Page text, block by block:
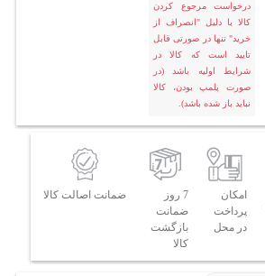
درخواست مرجوع کردن
کالا با دلیل "انصراف از
خرید" تنها در صورتی قابل
تایید است که کالا در
شرایط اولیه باشد (در
صورت پلمپ بودن، کالا
نباید باز شده باشد).
امکان
پرداخت
در محل
7 روز
ضمانت
بازگشت
کالا
ضمانت اصالت کالا